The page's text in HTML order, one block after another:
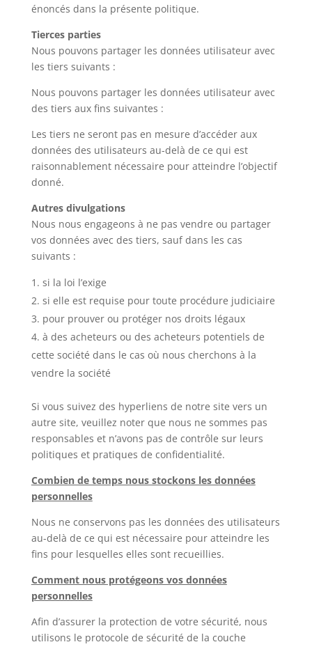
énoncés dans la présente politique.
Tierces parties
Nous pouvons partager les données utilisateur avec
les tiers suivants :
Nous pouvons partager les données utilisateur avec
des tiers aux fins suivantes :
Les tiers ne seront pas en mesure d’accéder aux
données des utilisateurs au-delà de ce qui est
raisonnablement nécessaire pour atteindre l’objectif
donné.
Autres divulgations
Nous nous engageons à ne pas vendre ou partager
vos données avec des tiers, sauf dans les cas
suivants :
si la loi l’exige
si elle est requise pour toute procédure judiciaire
pour prouver ou protéger nos droits légaux
à des acheteurs ou des acheteurs potentiels de
cette société dans le cas où nous cherchons à la
vendre la société
Si vous suivez des hyperliens de notre site vers un
autre site, veuillez noter que nous ne sommes pas
responsables et n’avons pas de contrôle sur leurs
politiques et pratiques de confidentialité.
Combien de temps nous stockons les données
personnelles
Nous ne conservons pas les données des utilisateurs
au-delà de ce qui est nécessaire pour atteindre les
fins pour lesquelles elles sont recueillies.
Comment nous protégeons vos données
personnelles
Afin d’assurer la protection de votre sécurité, nous
utilisons le protocole de sécurité de la couche